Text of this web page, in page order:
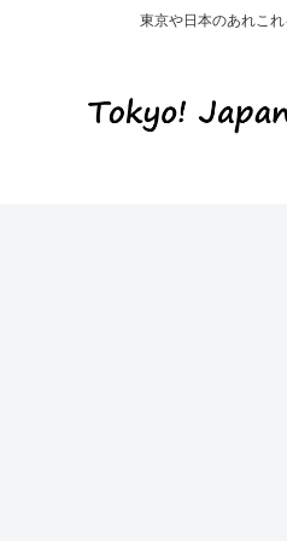
東京や日本のあれこれ